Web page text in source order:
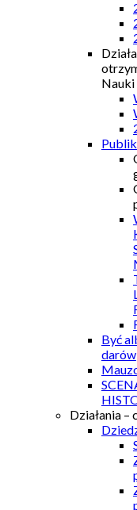
Nauki
Być
darów
Działania –